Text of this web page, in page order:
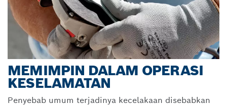
MEMIMPIN DALAM OPERASI
KESELAMATAN
Penyebab umum terjadinya kecelakaan disebabkan